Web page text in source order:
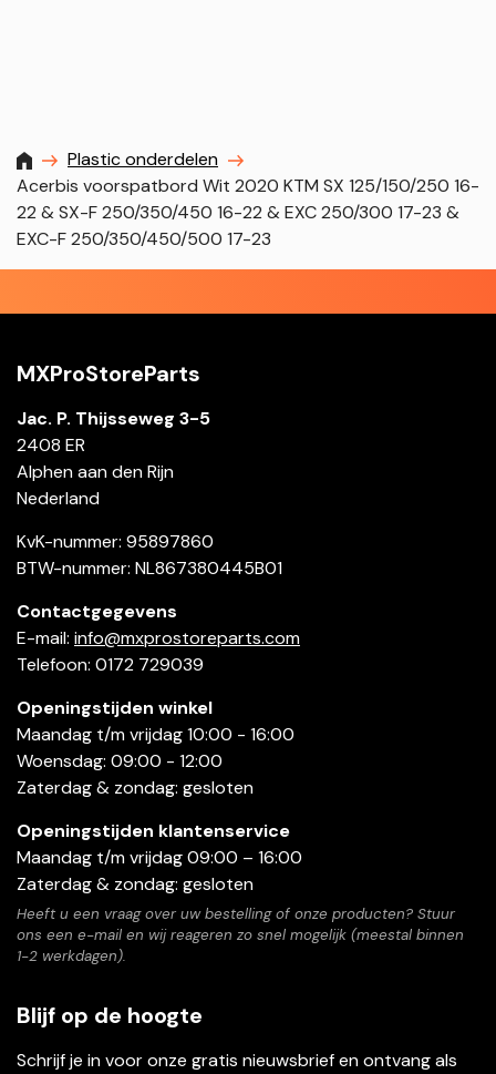
MXProstoreparts
Plastic onderdelen
Acerbis voorspatbord Wit 2020 KTM SX 125/150/250 16-
22 & SX-F 250/350/450 16-22 & EXC 250/300 17-23 &
EXC-F 250/350/450/500 17-23
MXProStoreParts
Jac. P. Thijsseweg 3-5
2408 ER
Alphen aan den Rijn
Nederland
KvK-nummer: 95897860
BTW-nummer: NL867380445B01
Contactgegevens
E-mail: info@mxprostoreparts.com
Telefoon: 0172 729039
Openingstijden winkel
Maandag t/m vrijdag 10:00 - 16:00
Woensdag: 09:00 - 12:00
Zaterdag & zondag: gesloten
Openingstijden klantenservice
Maandag t/m vrijdag 09:00 – 16:00
Zaterdag & zondag: gesloten
Heeft u een vraag over uw bestelling of onze producten? Stuur
ons een e-mail en wij reageren zo snel mogelijk (meestal binnen
1-2 werkdagen).
Blijf op de hoogte
Schrijf je in voor onze gratis nieuwsbrief en ontvang als